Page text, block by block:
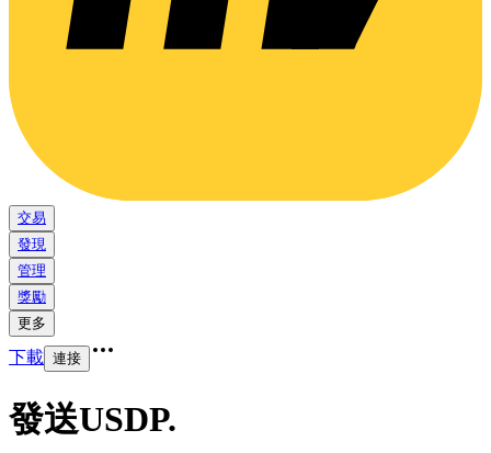
交易
發現
管理
獎勵
更多
下載 連接
發送USDP.